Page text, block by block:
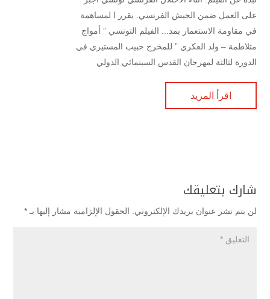
على العمل ضمن الجيش الفرنسي. يقرر ا لمساهمة
في مقاومة الاستعمار بمد... الفيلم التونسي ” أمواج
متلاطمة – ولد العكري ” للمخرج حبيب المستيري في
الدورة لثالثة لمهرجان القدس السينمائي الدولي
اقرأ المزيد
شارك بتعليقك
لن يتم نشر عنوان بريدك الإلكتروني. الحقول الإلزامية مشار إليها بـ *